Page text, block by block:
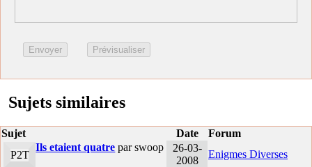
Sujets similaires
Sujet Date
Forum
P2T
Ils etaient quatre par swoop
26-03-
2008
Enigmes Diverses